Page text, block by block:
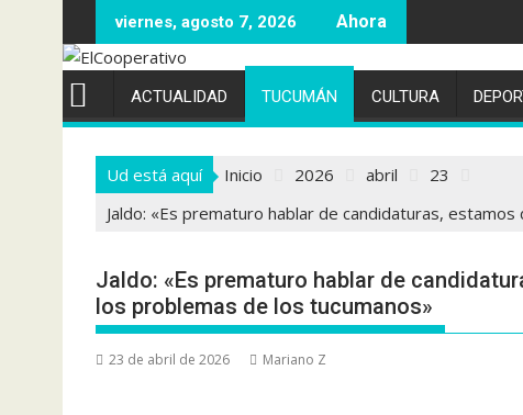
al
contenido
viernes, agosto 7, 2026
ACTUALIDAD TUCUMÁN CULTURA
Ud está aquí Inicio 2026 abril
23
Jaldo: «Es prematuro hablar de candidaturas,
Jaldo: «Es prematuro hablar de
los problemas de los tucumanos»
23 de abril de 2026 Mariano Z